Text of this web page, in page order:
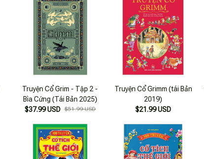
Truyện Cổ Grim - Tập 2 -
Bìa Cứng (Tái Bản 2025)
$37.99 USD $51.99 USD
Truyện Cổ Grimm (tái Bản
2019)
$21.99 USD